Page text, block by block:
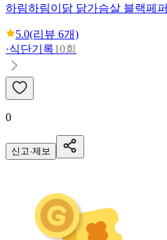
하림하림이닭 닭가슴살 블랙페퍼
5.0(리뷰 6개)
·식단기록10회
0
신고·제보